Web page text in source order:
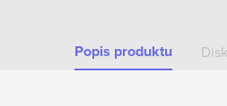
Popis produktu